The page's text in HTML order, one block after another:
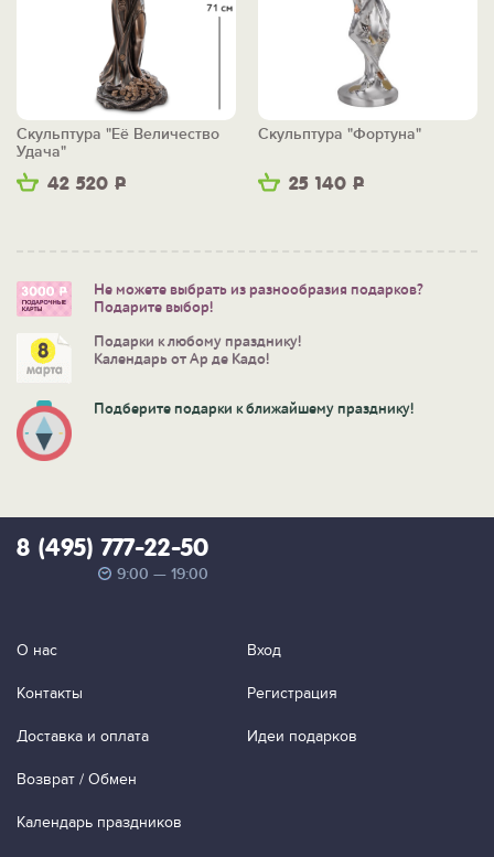
42 520 Р
Скульптура "Её Величество
Удача"
25 140 Р
Скульптура "Фортуна"
Не можете выбрать из разнообразия подарков?
Подарите выбор!
Подарки к любому празднику!
Календарь от Ар де Кадо!
Подберите подарки к ближайшему празднику!
8 (495) 777-22-50
9:00 — 19:00
О нас
Контакты
Доставка и оплата
Возврат / Обмен
Календарь праздников
Вход
Регистрация
Идеи подарков